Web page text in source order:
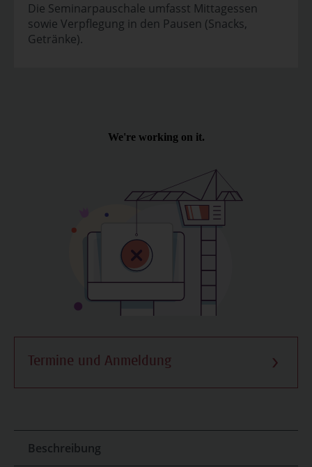
Die Seminarpauschale umfasst Mittagessen
sowie Verpflegung in den Pausen (Snacks,
Getränke).
Termine und Anmeldung
Beschreibung